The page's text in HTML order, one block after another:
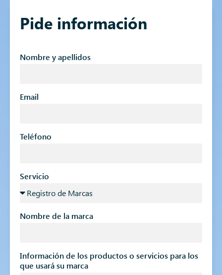
Pide información
Nombre y apellidos
Email
Teléfono
Servicio
Nombre de la marca
Información de los productos o servicios para los
que usará su marca